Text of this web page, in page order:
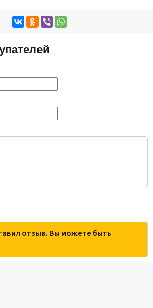
отзыв. Вы можете быть